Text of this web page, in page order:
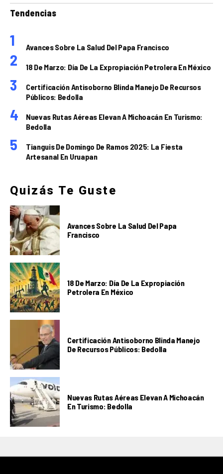
Tendencias
Avances Sobre La Salud Del Papa Francisco
18 De Marzo: Día De La Expropiación Petrolera En México
Certificación Antisoborno Blinda Manejo De Recursos
Públicos: Bedolla
Nuevas Rutas Aéreas Elevan A Michoacán En Turismo:
Bedolla
Tianguis De Domingo De Ramos 2025: La Fiesta
Artesanal En Uruapan
Quizás Te Guste
Avances Sobre La Salud Del Papa
Francisco
18 De Marzo: Día De La Expropiación
Petrolera En México
Certificación Antisoborno Blinda Manejo
De Recursos Públicos: Bedolla
Nuevas Rutas Aéreas Elevan A Michoacán
En Turismo: Bedolla